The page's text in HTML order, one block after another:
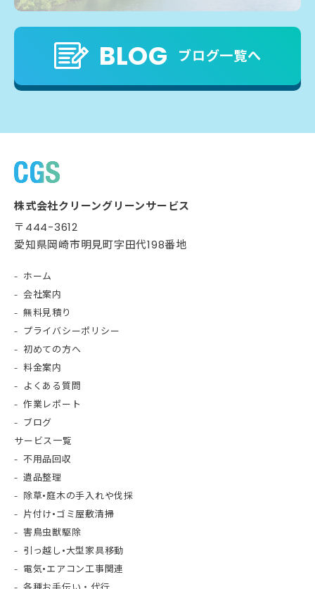
BLOG ブログ一覧へ
株式会社クリーングリーンサービス
〒444-3612
愛知県岡崎市明見町字田代198番地
ホーム
会社案内
無料見積り
プライバシーポリシー
サービス一覧
不用品回収
遺品整理
除草•庭木の手入れや伐採
片付け•ゴミ屋敷清掃
害鳥虫獣駆除
引っ越し•大型家具移動
電気•エアコン工事関連
初めての方へ
料金案内
よくある質問
作業レポート
ブログ